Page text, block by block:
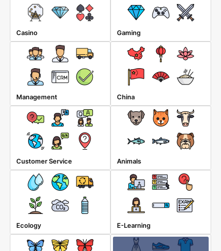
Casino Gaming
Management China
Customer Service Animals
Ecology E-Learning